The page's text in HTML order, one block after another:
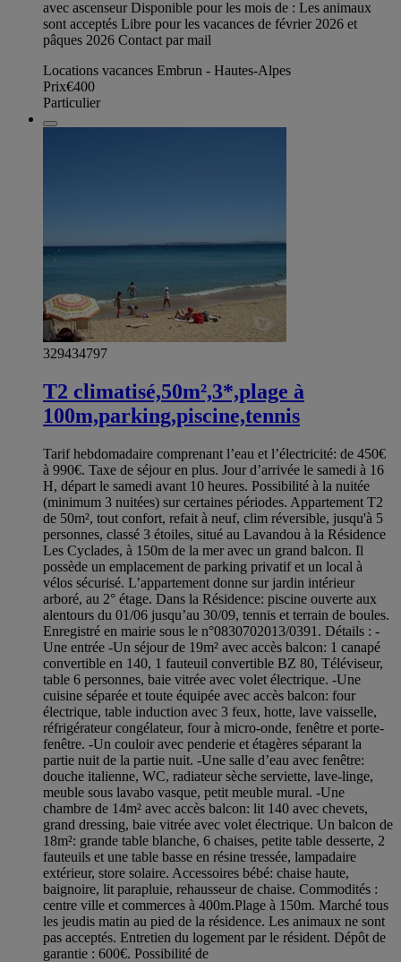
avec ascenseur Disponible pour les mois de : Les animaux
sont acceptés Libre pour les vacances de février 2026 et
pâques 2026 Contact par mail
Locations vacances Embrun - Hautes-Alpes
Prix€400
Particulier
329434797
T2 climatisé,50m²,3*,plage à
100m,parking,piscine,tennis
Tarif hebdomadaire comprenant l’eau et l’électricité: de 450€
à 990€. Taxe de séjour en plus. Jour d’arrivée le samedi à 16
H, départ le samedi avant 10 heures. Possibilité à la nuitée
(minimum 3 nuitées) sur certaines périodes. Appartement T2
de 50m², tout confort, refait à neuf, clim réversible, jusqu'à 5
personnes, classé 3 étoiles, situé au Lavandou à la Résidence
Les Cyclades, à 150m de la mer avec un grand balcon. Il
possède un emplacement de parking privatif et un local à
vélos sécurisé. L’appartement donne sur jardin intérieur
arboré, au 2° étage. Dans la Résidence: piscine ouverte aux
alentours du 01/06 jusqu’au 30/09, tennis et terrain de boules.
Enregistré en mairie sous le n°0830702013/0391. Détails : -
Une entrée -Un séjour de 19m² avec accès balcon: 1 canapé
convertible en 140, 1 fauteuil convertible BZ 80, Téléviseur,
table 6 personnes, baie vitrée avec volet électrique. -Une
cuisine séparée et toute équipée avec accès balcon: four
électrique, table induction avec 3 feux, hotte, lave vaisselle,
réfrigérateur congélateur, four à micro-onde, fenêtre et porte-
fenêtre. -Un couloir avec penderie et étagères séparant la
partie nuit de la partie nuit. -Une salle d’eau avec fenêtre:
douche italienne, WC, radiateur sèche serviette, lave-linge,
meuble sous lavabo vasque, petit meuble mural. -Une
chambre de 14m² avec accès balcon: lit 140 avec chevets,
grand dressing, baie vitrée avec volet électrique. Un balcon de
18m²: grande table blanche, 6 chaises, petite table desserte, 2
fauteuils et une table basse en résine tressée, lampadaire
extérieur, store solaire. Accessoires bébé: chaise haute,
baignoire, lit parapluie, rehausseur de chaise. Commodités :
centre ville et commerces à 400m.Plage à 150m. Marché tous
les jeudis matin au pied de la résidence. Les animaux ne sont
pas acceptés. Entretien du logement par le résident. Dépôt de
garantie : 600€. Possibilité de